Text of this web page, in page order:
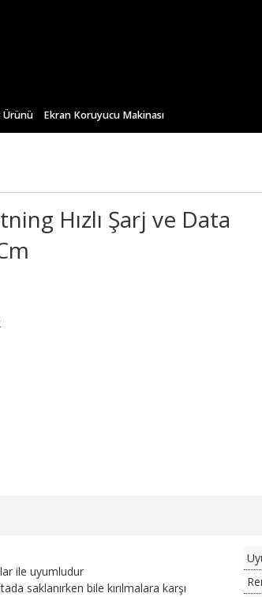
Ürünü Ekran Koruyucu Makinası
Hızlı Şarj ve Data
ile uyumludur
saklanırken bile kırılmalara karşı